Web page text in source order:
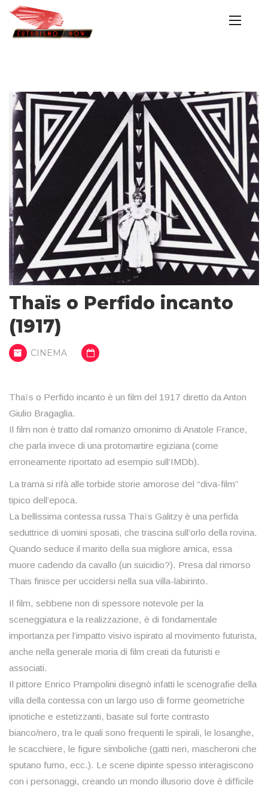
Thaïs o Perfido incanto
(1917)
CINEMA
Thaïs o Perfido incanto è un film del 1917 diretto da Anton
Giulio Bragaglia.
Il film non è tratto dal romanzo omonimo di Anatole France,
che parla invece di una protomartire egiziana (come
erroneamente riportato ad esempio sull’IMDb).
La trama si rifà alle torbide storie amorose del “diva-film”
tipico dell’epoca.
La bellissima contessa russa Thaïs Galitzy è una perfida
seduttrice di uomini sposati, che trascina sull’orlo della rovina.
Quando seduce il marito della sua migliore amica, essa
muore cadendo da cavallo (un suicidio?). Presa dal rimorso
Thais finisce per uccidersi nella sua villa-labirinto.
Il film, sebbene non di spessore notevole per la
sceneggiatura e la realizzazione, è di fondamentale
importanza per l’impatto visivo ispirato al movimento futurista,
anche nella generale moria di film creati da futuristi e
associati.
Il pittore Enrico Prampolini disegnò infatti le scenografie della
villa della contessa con un largo uso di forme geometriche
ipnotiche e estetizzanti, basate sul forte contrasto
bianco/nero, tra le quali sono frequenti le spirali, le losanghe,
le scacchiere, le figure simboliche (gatti neri, mascheroni che
sputano fumo, ecc.). Le scene dipinte spesso interagiscono
con i personaggi, creando un mondo illusorio dove è difficile